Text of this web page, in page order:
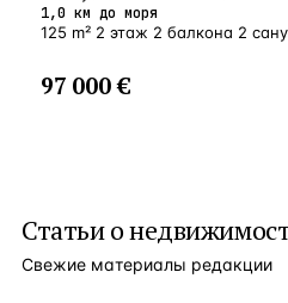
1,0 км до моря
125 m² 2 этаж 2 балкона 2
97 000 €
Статьи о
Свежие материалы редакции